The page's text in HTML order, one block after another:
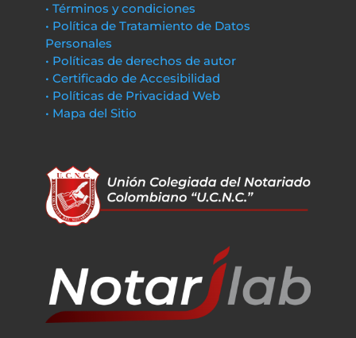
• Términos y condiciones
• Política de Tratamiento de Datos
Personales
• Políticas de derechos de autor
• Certificado de Accesibilidad
• Políticas de Privacidad Web
• Mapa del Sitio